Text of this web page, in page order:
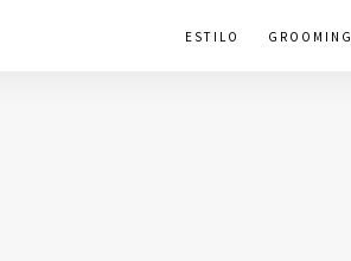
ESTILO GROOMING